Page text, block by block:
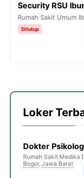
Security RSU
Rumah Sakit Umum
Ditutup
Loker
Dokter
Rumah Sakit Medika
Bogor, Jawa Barat